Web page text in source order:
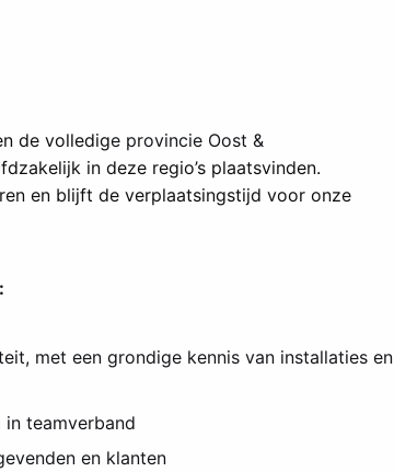
de volledige provincie Oost &
in deze regio’s plaatsvinden.
en blijft de verplaatsingstijd voor onze
met een grondige kennis van installaties en
teamverband
en klanten